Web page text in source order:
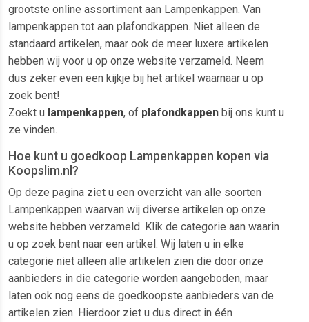
grootste online assortiment aan Lampenkappen. Van
lampenkappen tot aan plafondkappen. Niet alleen de
standaard artikelen, maar ook de meer luxere artikelen
hebben wij voor u op onze website verzameld. Neem
dus zeker even een kijkje bij het artikel waarnaar u op
zoek bent!
Zoekt u lampenkappen, of plafondkappen bij ons kunt u
ze vinden.
Hoe kunt u goedkoop Lampenkappen kopen via
Koopslim.nl?
Op deze pagina ziet u een overzicht van alle soorten
Lampenkappen waarvan wij diverse artikelen op onze
website hebben verzameld. Klik de categorie aan waarin
u op zoek bent naar een artikel. Wij laten u in elke
categorie niet alleen alle artikelen zien die door onze
aanbieders in die categorie worden aangeboden, maar
laten ook nog eens de goedkoopste aanbieders van de
artikelen zien. Hierdoor ziet u dus direct in één